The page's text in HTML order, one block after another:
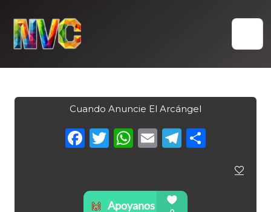
content
Cuando Anuncie El Arcángel
Facebook
Twitter
WhatsApp
Email